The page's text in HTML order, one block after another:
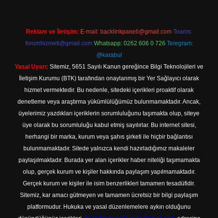
Reklam ve İletişim: E-mail: backlinkpaneli@gmail.com Teams:
forumhizmeti@gmail.com Whatsapp: 0262 606 0 726 Telegram:
@karabul
Yasal Uyarı: Sitemiz, 5651 Sayılı Kanun gereğince Bilgi Teknolojileri ve
İletişim Kurumu (BTK) tarafından onaylanmış bir Yer Sağlayıcı olarak
hizmet vermektedir. Bu nedenle, sitedeki içerikleri proaktif olarak
denetleme veya araştırma yükümlülüğümüz bulunmamaktadır. Ancak,
üyelerimiz yazdıkları içeriklerin sorumluluğunu taşımakta olup, siteye
üye olarak bu sorumluluğu kabul etmiş sayılırlar. Bu internet sitesi,
herhangi bir marka, kurum veya şahıs şirketi ile hiçbir bağlantısı
bulunmamaktadır. Sitede yalnızca kendi hazırladığımız makaleler
paylaşılmaktadır. Burada yer alan içerikler haber niteliği taşımamakta
olup, gerçek kurum ve kişiler hakkında paylaşım yapılmamaktadır.
Gerçek kurum ve kişiler ile isim benzerlikleri tamamen tesadüfidir.
Sitemiz, kar amacı gütmeyen ve tamamen ücretsiz bir bilgi paylaşım
platformudur. Hukuka ve yasal düzenlemelere aykırı olduğunu